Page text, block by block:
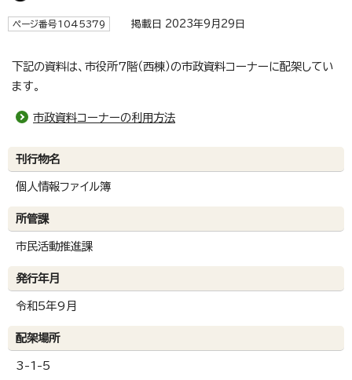
ページ番号1045379 掲載日 2023年9月29日
下記の資料は、市役所7階（西棟）の市政資料コーナーに配架してい
ます。
市政資料コーナーの利用方法
刊行物名
個人情報ファイル簿
所管課
市民活動推進課
発行年月
令和5年9月
配架場所
3-1-5